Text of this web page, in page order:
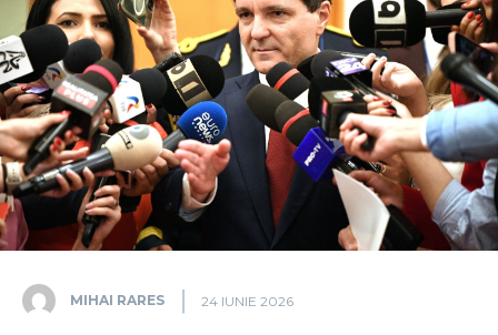
MIHAI RARES 24 IUNIE 2026